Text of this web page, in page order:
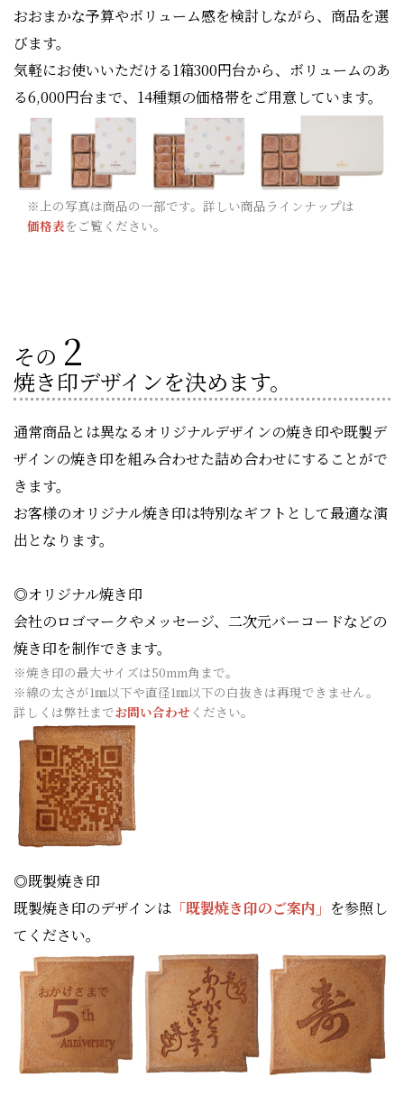
おおまかな予算やボリューム感を検討しながら、商品を選
びます。
気軽にお使いいただける1箱300円台から、ボリュームのあ
る6,000円台まで、14種類の価格帯をご用意しています。
※上の写真は商品の一部です。詳しい商品ラインナップは
価格表をご覧ください。
その 2
焼き印デザインを決めます。
通常商品とは異なるオリジナルデザインの焼き印や既製デ
ザインの焼き印を組み合わせた詰め合わせにすることがで
きます。
お客様のオリジナル焼き印は特別なギフトとして最適な演
出となります。
◎オリジナル焼き印
会社のロゴマークやメッセージ、二次元バーコードなどの
焼き印を制作できます。
※焼き印の最大サイズは50mm角まで。
※線の太さが1㎜以下や直径1㎜以下の白抜きは再現できません。
詳しくは弊社までお問い合わせ ください。
◎既製焼き印
既製焼き印のデザインは 「既製焼き印のご案内」 を参照し
てください。